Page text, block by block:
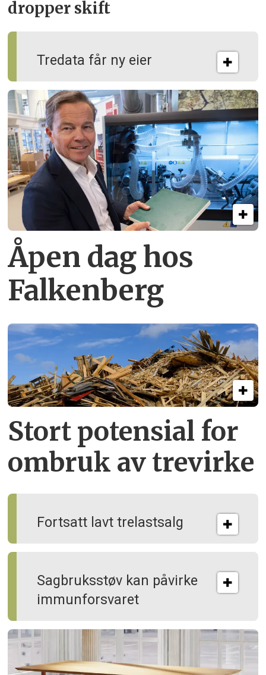
Tredata får ny eier
dropper skift
Åpen dag hos
Falkenberg
Stort potensial for
ombruk av tre­virke
Fortsatt lavt trelastsalg
Sagbruksstøv kan på­virke
immun­forsvaret